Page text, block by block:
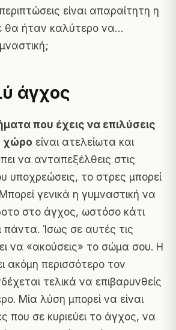
είναι απαραίτητη η
θα ήταν καλύτερο να…
άγχος
που έχεις να επιλύσεις
χώρο είναι ατελείωτα και
να ανταπεξέλθεις στις
υποχρεώσεις, το στρες μπορεί
γενικά η γυμναστική να
στο άγχος, ωστόσο κάτι
πάντα. Ίσως σε αυτές τις
να «ακούσεις» το σώμα σου. Η
ακόμη περισσότερο τον
τελικά να επιβαρυνθείς
Μία λύση μπορεί να είναι
που σε κυριεύει το άγχος, να